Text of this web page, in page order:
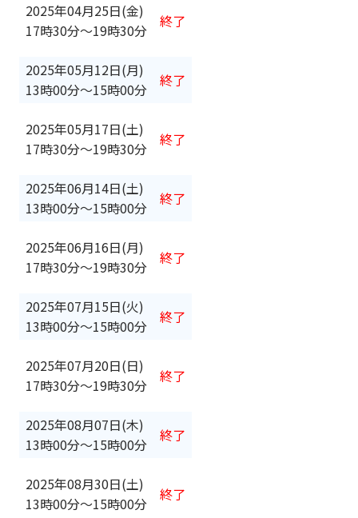
2025年04月25日(金)
17時30分〜19時30分
終了
2025年05月12日(月)
13時00分〜15時00分
終了
2025年05月17日(土)
17時30分〜19時30分
終了
2025年06月14日(土)
13時00分〜15時00分
終了
2025年06月16日(月)
17時30分〜19時30分
終了
2025年07月15日(火)
13時00分〜15時00分
終了
2025年07月20日(日)
17時30分〜19時30分
終了
2025年08月07日(木)
13時00分〜15時00分
終了
2025年08月30日(土)
13時00分〜15時00分
終了